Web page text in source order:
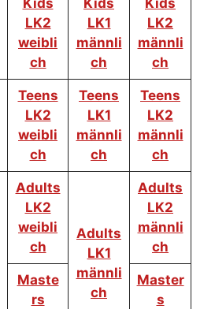
Kids
LK2
weibli
ch
Kids
LK1
männli
ch
Kids
LK2
männli
ch
Teens
LK2
weibli
ch
Teens
LK1
männli
ch
Teens
LK2
männli
ch
Adults
LK2
weibli
ch
Adults
LK1
männli
ch
Adults
LK2
männli
ch
Maste
rs
Master
s